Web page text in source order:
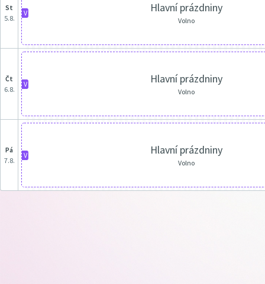
st
5.8.
V Hlavní prázdniny
Volno
čt
6.8.
V Hlavní prázdniny
Volno
pá
7.8.
V Hlavní prázdniny
Volno